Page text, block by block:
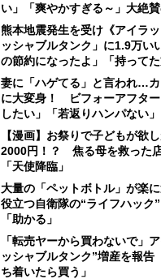
い」「爽やかすぎる～」大絶
熊本地震発生を受け《アイラ
ッシャブルタンク」に1.9万
の節約になったよ」「持ってた
妻に「ハゲてる」と言われ…
に大変身！ ビフォーアフタ
したい」「若返りハンパない」
【漫画】お祭りで子どもが欲
2000円！？ 焦る母を救った
「天使降臨」
大量の「ペットボトル」が楽
役立つ自衛隊の“ライフハック
「助かる」
「転売ヤーから買わないで」
ッシャブルタンク”増産を報
ち着いたら買う」